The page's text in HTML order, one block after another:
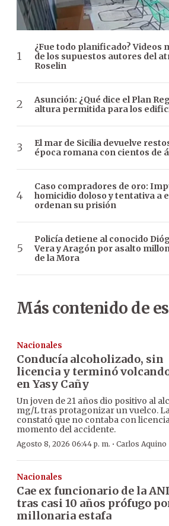
¿Fue todo planificado? Videos
de los supuestos autores del
Roselin
Asunción: ¿Qué dice el Plan
altura permitida para los
El mar de Sicilia devuelve
época romana con cientos de
Caso compradores de oro:
homicidio doloso y tentativa a
ordenan su prisión
Policía detiene al conocido
Vera y Aragón por asalto
de la Mora
Más contenido de
Nacionales
Conducía alcoholizado, sin
licencia y terminó
en Yasy Cañy
Un joven de 21 años dio positivo al
mg/L tras protagonizar un vuelco.
constató que no contaba con
momento del accidente.
Agosto 8, 2026 06:44 p. m. · Carlos Aquino
Nacionales
Cae ex funcionario de la
tras casi 10 años prófugo
millonaria estafa